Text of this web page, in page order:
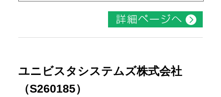
ユニビスタシステムズ株式会社
（S260185）